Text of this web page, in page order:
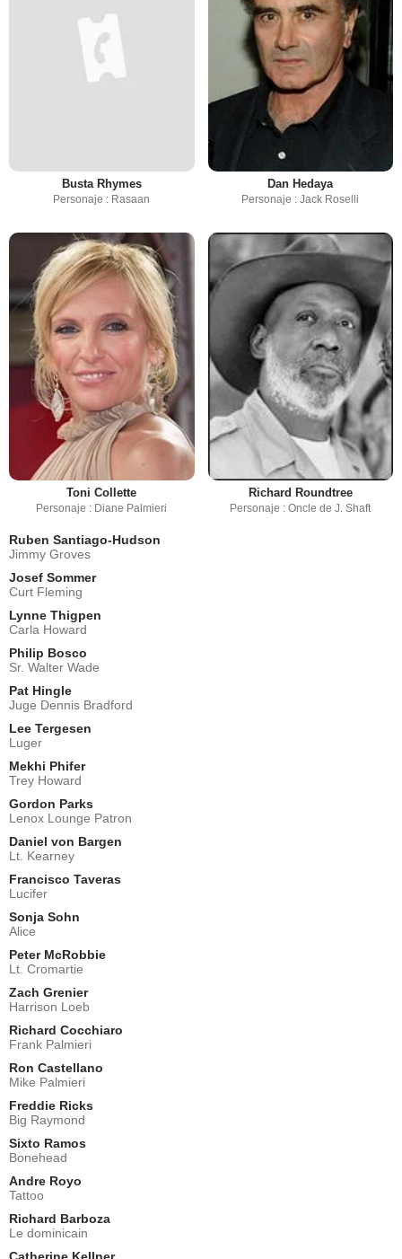
Busta Rhymes
Personaje : Rasaan
Dan Hedaya
Personaje : Jack Roselli
Toni Collette
Personaje : Diane Palmieri
Richard Roundtree
Personaje : Oncle de J. Shaft
Ruben Santiago-Hudson
Jimmy Groves
Josef Sommer
Curt Fleming
Lynne Thigpen
Carla Howard
Philip Bosco
Sr. Walter Wade
Pat Hingle
Juge Dennis Bradford
Lee Tergesen
Luger
Mekhi Phifer
Trey Howard
Gordon Parks
Lenox Lounge Patron
Daniel von Bargen
Lt. Kearney
Francisco Taveras
Lucifer
Sonja Sohn
Alice
Peter McRobbie
Lt. Cromartie
Zach Grenier
Harrison Loeb
Richard Cocchiaro
Frank Palmieri
Ron Castellano
Mike Palmieri
Freddie Ricks
Big Raymond
Sixto Ramos
Bonehead
Andre Royo
Tattoo
Richard Barboza
Le dominicain
Catherine Kellner